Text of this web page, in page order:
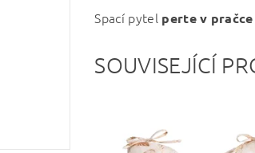
Spací pytel perte v
SOUVISEJÍCÍ